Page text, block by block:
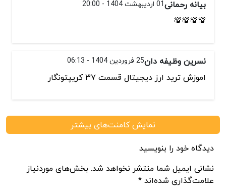
بیانه رحمانی01 اردیبهشت 1404 - 20:00
💯💯💯💯
نسرین وظیفه دان25 فروردین 1404 - 06:13
اموزش ترید ارز دیجیتال قسمت ۳۷ کریپتونگار
نمایش کامنت‌های بیشتر
دیدگاه خود را بنویسید
نشانی ایمیل شما منتشر نخواهد شد. بخش‌های موردنیاز
علامت‌گذاری شده‌اند *